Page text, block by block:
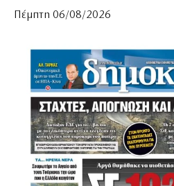
Πέμπτη 06/08/2026